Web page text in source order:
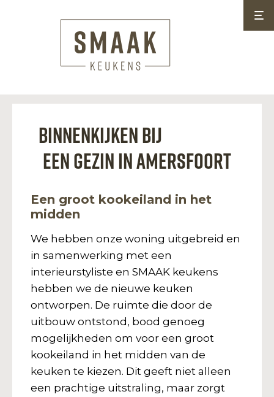
Binnenkijken bij
een gezin in Amersfoort
Een groot kookeiland in het
midden
We hebben onze woning uitgebreid en
in samenwerking met een
interieurstyliste en SMAAK keukens
hebben we de nieuwe keuken
ontworpen. De ruimte die door de
uitbouw ontstond, bood genoeg
mogelijkheden om voor een groot
kookeiland in het midden van de
keuken te kiezen. Dit geeft niet alleen
een prachtige uitstraling, maar zorgt